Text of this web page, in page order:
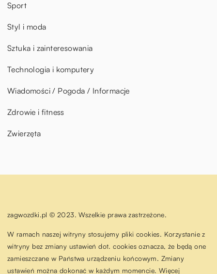
Sport
Styl i moda
Sztuka i zainteresowania
Technologia i komputery
Wiadomości / Pogoda / Informacje
Zdrowie i fitness
Zwierzęta
zagwozdki.pl © 2023. Wszelkie prawa zastrzeżone.
W ramach naszej witryny stosujemy pliki cookies. Korzystanie z
witryny bez zmiany ustawień dot. cookies oznacza, że będą one
zamieszczane w Państwa urządzeniu końcowym. Zmiany
ustawień można dokonać w każdym momencie. Więcej